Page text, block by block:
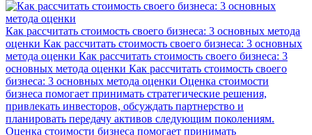
Как рассчитать стоимость своего бизнеса: 3 основных метода
оценки Как рассчитать стоимость своего бизнеса: 3 основных
метода оценки Как рассчитать стоимость своего бизнеса: 3
основных метода оценки Как рассчитать стоимость своего
бизнеса: 3 основных метода оценки Оценка стоимости
бизнеса помогает принимать стратегические решения,
привлекать инвесторов, обсуждать партнерство и
планировать передачу активов следующим поколениям.
Оценка стоимости бизнеса помогает принимать